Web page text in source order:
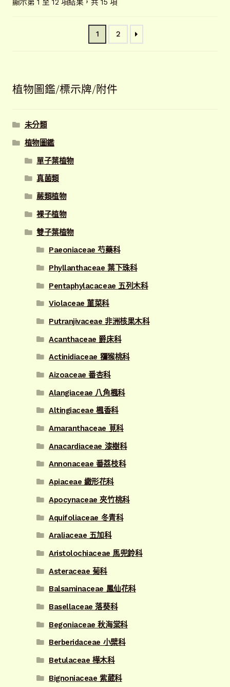
顯示第 1 至 12 項結果，共 15 項
新
項
1 2
植物圖鑑/標示牌/附件
未分類
植物圖鑑
單子葉植物
真菌類
蕨類植物
裸子植物
雙子葉植物
Paeoniaceae 芍藥科
Phyllanthaceae 葉下珠科
Pentaphylacaceae 五列木科
Violaceae 菫菜科
Putranjivaceae 非洲核果木科
Acanthaceae 爵床科
Actinidiaceae 獼猴桃科
Aizoaceae 番杏科
Alangiaceae 八角楓科
Altingiaceae 楓香科
Amaranthaceae 莧科
Anacardiaceae 漆樹科
Annonaceae 番荔枝科
Apiaceae 繖形花科
Apocynaceae 夾竹桃科
Aquifoliaceae 冬青科
Araliaceae 五加科
Aristolochiaceae 馬兜鈴科
Asteraceae 菊科
Balsaminaceae 鳳仙花科
Basellaceae 落葵科
Begoniaceae 秋海棠科
Berberidaceae 小檗科
Betulaceae 樺木科
Bignoniaceae 紫葳科